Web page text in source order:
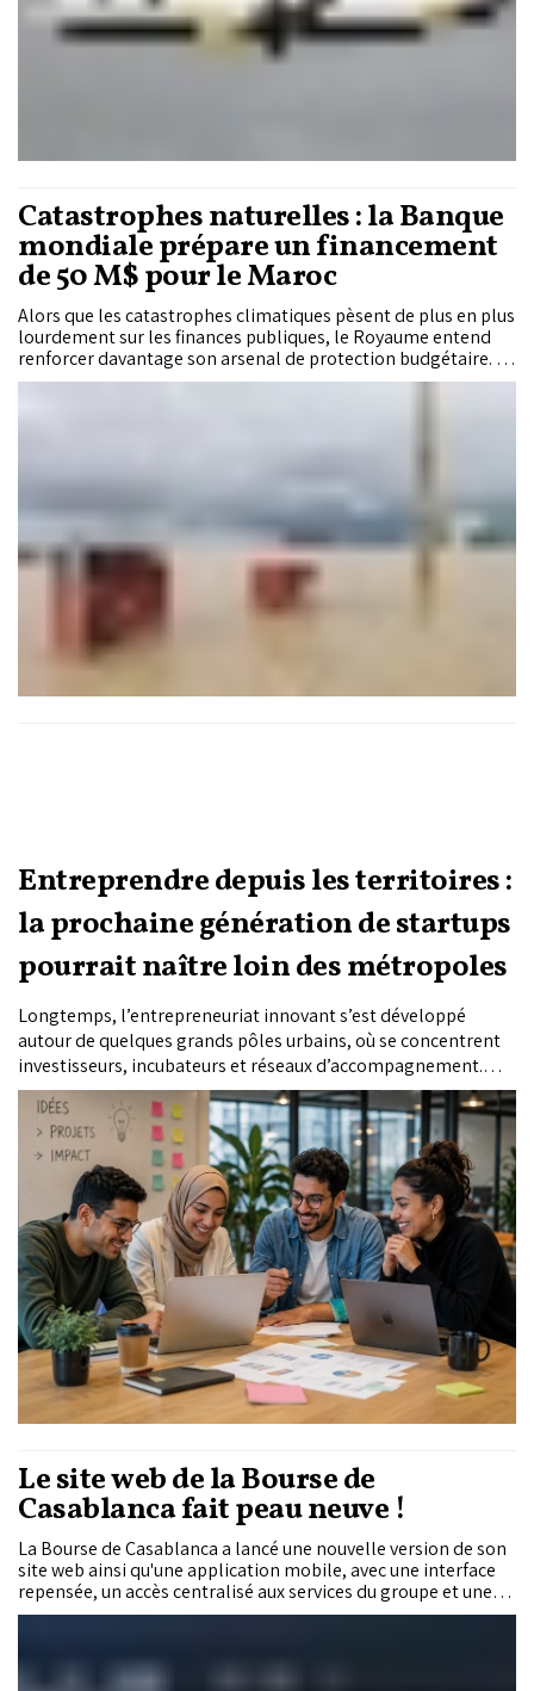
Catastrophes naturelles : la Banque
mondiale prépare un financement
de 50 M$ pour le Maroc
Alors que les catastrophes climatiques pèsent de plus en plus
lourdement sur les finances publiques, le Royaume entend
renforcer davantage son arsenal de protection budgétaire. La
Banque mondiale prépare ainsi un financement de 50
consolider la résilience du Royaume, depuis le financement
des risques jusqu’à la planification territoriale, en passant par
les systèmes d’alerte précoce et la gouvernance des
infrastructures stratégiques.
Entreprendre depuis les territoires :
la prochaine génération de startups
pourrait naître loin des métropoles
Longtemps, l’entrepreneuriat innovant s’est développé
autour de quelques grands pôles urbains, où se concentrent
investisseurs, incubateurs et réseaux d’accompagnement.
Mais l’essor de l’intelligence artificielle, l’accélération de la
transformation numérique et les nouveaux programmes de
formation pourraient redistribuer les cartes. Pour Ali Kettani,
banquier d’affaires et spécialiste du financement des startups
et des PME au Maroc et en Afrique, la prochaine vague
entrepreneuriale pourrait bien émerger des territoires, à
condition de miser sur les infrastructures, les compétences et
les écosystèmes locaux.
Le site web de la Bourse de
Casablanca fait peau neuve !
La Bourse de Casablanca a lancé une nouvelle version de son
site web ainsi qu'une application mobile, avec une interface
repensée, un accès centralisé aux services du groupe et une
navigation adaptée aux différents profils d'utilisateurs.